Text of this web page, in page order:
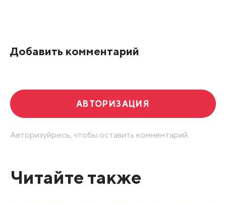
Добавить комментарий
АВТОРИЗАЦИЯ
Авторизуйресь, чтобы оставить комментарий.
Читайте также